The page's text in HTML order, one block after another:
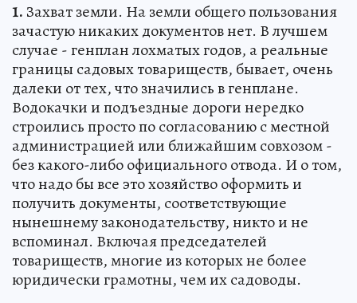
1. Захват земли. На земли общего пользования
зачастую никаких документов нет. В лучшем
случае - генплан лохматых годов, а реальные
границы садовых товариществ, бывает, очень
далеки от тех, что значились в генплане.
Водокачки и подъездные дороги нередко
строились просто по согласованию с местной
администрацией или ближайшим совхозом -
без какого-либо официального отвода. И о том,
что надо бы все это хозяйство оформить и
получить документы, соответствующие
нынешнему законодательству, никто и не
вспоминал. Включая председателей
товариществ, многие из которых не более
юридически грамотны, чем их садоводы.